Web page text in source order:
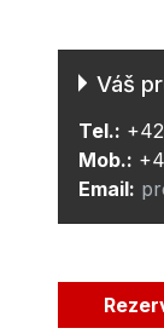
Váš
Tel.:
Mob.:
Email: